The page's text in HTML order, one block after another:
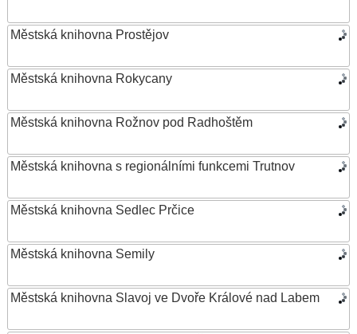
Městská knihovna Prostějov
Městská knihovna Rokycany
Městská knihovna Rožnov pod Radhoštěm
Městská knihovna s regionálními funkcemi Trutnov
Městská knihovna Sedlec Prčice
Městská knihovna Semily
Městská knihovna Slavoj ve Dvoře Králové nad Labem